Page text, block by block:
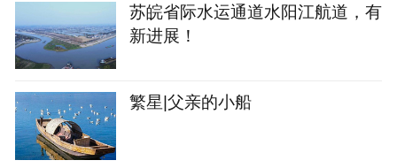
苏皖省际水运通道水阳江航道，有
新进展！
繁星|父亲的小船